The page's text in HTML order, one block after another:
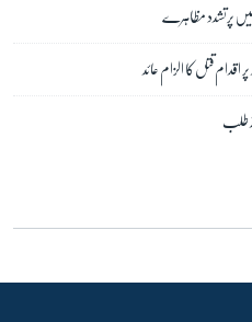
پرتشدد مظاہرے
اقدام قتل کا الزام عائد